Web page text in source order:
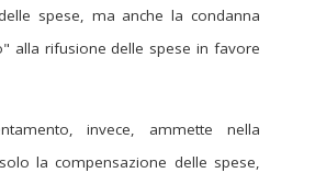
spese, ma anche la condanna
alla rifusione delle spese in favore
invece, ammette nella
la compensazione delle spese,